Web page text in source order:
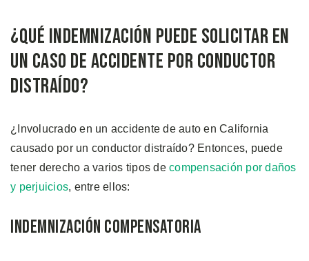
¿Qué Indemnización Puede Solicitar en
un Caso de Accidente por Conductor
Distraído?
¿Involucrado en un accidente de auto en California
causado por un conductor distraído? Entonces, puede
tener derecho a varios tipos de compensación por daños
y perjuicios, entre ellos:
Indemnización Compensatoria